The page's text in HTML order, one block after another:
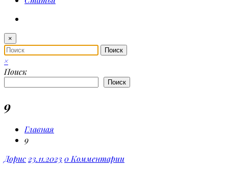
×
×
Поиск
Поиск
9
Главная
9
Дорис23.11.2023 0 Комментарии